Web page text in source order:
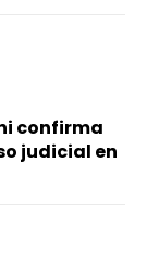
confirma
judicial en